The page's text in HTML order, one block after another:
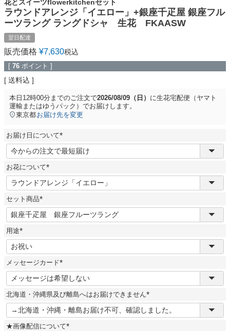
花とスイーツflowerkitchenセット
ラウンドアレンジ「イエロー」+銀座千疋屋 銀座フル
ーツラング ラングドシャ 生花 FKAASW
翌日配達
販売価格 ¥7,630税込
[ 76 ポイント ]
送料込
本日 12時00分 までのご注文で2026/08/09（日） に生花宅配便（ヤマト
運輸またはゆうパック） でお届けします。
東京都お届け先を変更
お届け日について
(
必
須
お花について
(
必
須
セット商品
(
必
須
用途
(
必
須
)
メッセージカード
(
必
須
)
北海道・沖縄県及び離島へはお届けできません
(
必
須
★画像配信について